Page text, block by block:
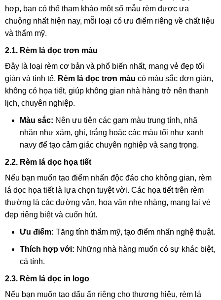
hợp, bạn có thể tham khảo một số mẫu rèm được ưa
chuộng nhất hiện nay, mỗi loại có ưu điểm riêng về chất liệu
và thẩm mỹ.
2.1. Rèm lá dọc trơn màu
Đây là loại rèm cơ bản và phổ biến nhất, mang vẻ đẹp tối
giản và tinh tế. Rèm lá dọc trơn màu có màu sắc đơn giản,
không có họa tiết, giúp không gian nhà hàng trở nên thanh
lịch, chuyên nghiệp.
Màu sắc: Nên ưu tiên các gam màu trung tính, nhã
nhặn như xám, ghi, trắng hoặc các màu tối như xanh
navy để tạo cảm giác chuyên nghiệp và sang trọng.
2.2. Rèm lá dọc họa tiết
Nếu bạn muốn tạo điểm nhấn độc đáo cho không gian, rèm
lá dọc họa tiết là lựa chọn tuyệt vời. Các họa tiết trên rèm
thường là các đường vân, hoa văn nhẹ nhàng, mang lại vẻ
đẹp riêng biệt và cuốn hút.
Ưu điểm: Tăng tính thẩm mỹ, tạo điểm nhấn nghệ thuật.
Thích hợp với: Những nhà hàng muốn có sự khác biệt,
cá tính.
2.3. Rèm lá dọc in logo
Nếu bạn muốn tạo dấu ấn riêng cho thương hiệu, rèm lá